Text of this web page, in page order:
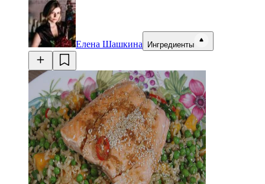
Елена Шашкина Ингредиенты